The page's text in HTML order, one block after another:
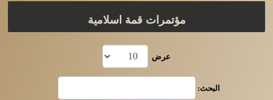
مؤتمرات قمة اسلامية
عرض
البحث: